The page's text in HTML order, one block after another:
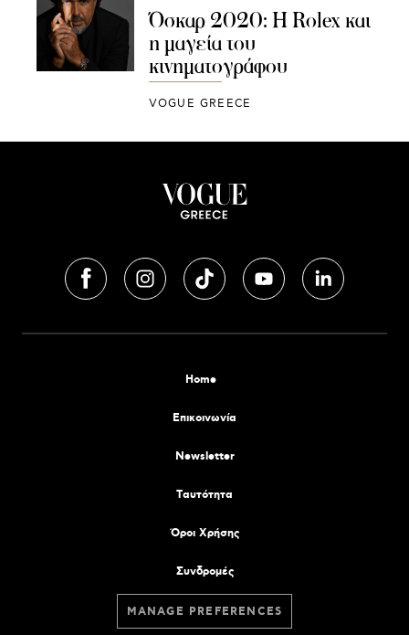
Όσκαρ 2020: Η Rolex και
η μαγεία του
κινηματογράφου
VOGUE GREECE
Home
Επικοινωνία
Newsletter
Tαυτότητα
Όροι Χρήσης
Συνδρομές
MANAGE PREFERENCES